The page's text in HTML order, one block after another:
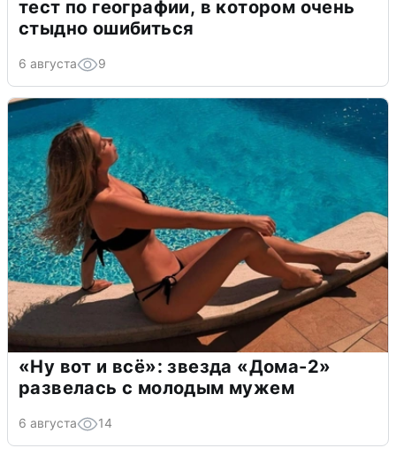
тест по географии, в котором очень
стыдно ошибиться
6 августа 9
«Ну вот и всё»: звезда «Дома-2»
развелась с молодым мужем
6 августа 14